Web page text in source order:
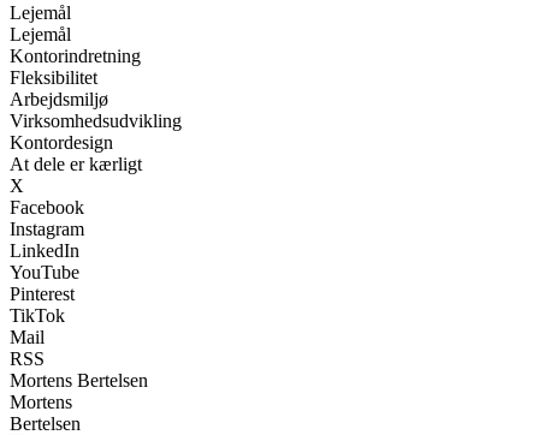
Lejemål
Lejemål
Kontorindretning
Fleksibilitet
Arbejdsmiljø
Virksomhedsudvikling
Kontordesign
At dele er kærligt
X
Facebook
Instagram
LinkedIn
YouTube
Pinterest
TikTok
Mail
RSS
Mortens Bertelsen
Mortens
Bertelsen